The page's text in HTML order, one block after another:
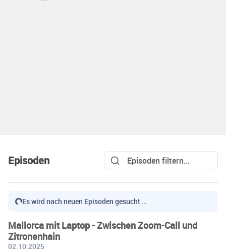
Episoden
Es wird nach neuen Episoden gesucht …
Mallorca mit Laptop - Zwischen Zoom-Call und
Zitronenhain
02.10.2025